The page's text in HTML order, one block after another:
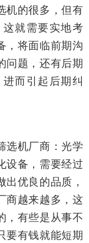
机的很多，但有
就需要实地考
，将面临前期沟
问题，还有后期
而引起后期纠
机厂商：光学
设备，需要经过
优良的品质，
商越来越多，这
，有些是从事不
要有钱就能短期